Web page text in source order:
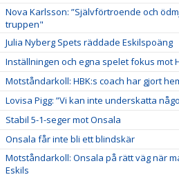
Nova Karlsson: ”Självförtroende och
truppen"
Julia Nyberg Spets räddade Eskilspoäng
Inställningen och egna spelet fokus mot
Motståndarkoll: HBK:s coach har gjort
Lovisa Pigg: ”Vi kan inte underskatta
Stabil 5-1-seger mot Onsala
Onsala får inte bli ett blindskär
Motståndarkoll: Onsala på rätt väg när
Eskils